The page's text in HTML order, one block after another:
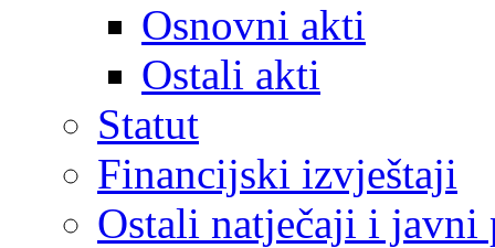
Osnovni akti
Ostali akti
Statut
Financijski izvještaji
Ostali natječaji i javni